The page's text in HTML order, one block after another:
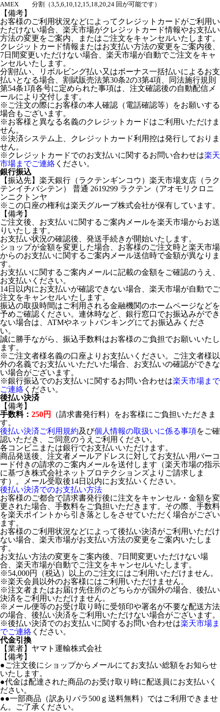
AMEX
分割（3,5,6,10,12,15,18,20,24 回が可能です）
【備考】
お客様のご利用状況などによってクレジットカードがご利用い
ただけない場合、楽天市場がクレジットカード情報やお支払い
方法の変更をご案内、またはご注文をキャンセルいたします。
クレジットカード情報またはお支払い方法の変更をご案内後、
7日間変更いただけない場合、楽天市場が自動でご注文をキャ
ンセルいたします。
分割払い、リボルビング払い又はボーナス一括払いによるお支
払いとなる場合、割賦販売法第30条2の3第4項、同法施行規則
第54条1項各号に定められた事項は、注文確認後の自動配信メ
ールにより交付します。
※ご注文の際にお客様の本人確認（電話確認等）をお願いする
場合もございます。
※お客様と異なる名義のクレジットカードはご利用いただけま
せん。
※決済システム上、クレジットカード利用控は発行しておりま
せん。
※クレジットカードでのお支払いに関するお問い合わせは楽天
市場までご連絡 ください。
銀行振込
【振込先】楽天銀行（ラクテンギンコウ）楽天市場支店（ラク
テンイチバシテン） 普通 2619299 ラクテン（アオモリクロニ
ンニクトンヤ
※この口座の権利は楽天グループ株式会社が保有しています。
【備考】
ご注文後、お支払いに関するご案内メールを楽天市場からお送
りいたします。
お支払い状況の確認後、発送手続きが開始いたします。
ショップが金額を変更した場合、お客様のご注文時と楽天市場
からのお支払いに関するご案内メール送信時で金額が異なりま
す。
お支払いに関するご案内メールに記載の金額をご確認のうえ、
お支払いください。
14日以内にお支払いが確認できない場合、楽天市場が自動でご
注文をキャンセルいたします。
振込の取扱時間はご利用される金融機関のホームページなどを
予めご確認ください。連休時など、銀行窓口でお振込みができ
ない場合は、ATMやネットバンキングにてお振込みくださ
い。
誠に勝手ながら、振込手数料はお客様のご負担でお願いいたし
ます。
※ご注文者様名義の口座よりお支払いください。ご注文者様以
外の名義でお支払いいただいた場合、お支払いの確認ができな
い場合がございます。
※銀行振込でのお支払いに関するお問い合わせは楽天市場まで
ご連絡 ください。
後払い決済
【備考】
手数料： 250円
（請求書発行料）をお客様にご負担いただきま
す。
後払い決済ご利用規約及び個人情報の取扱いに係る事項をご確
認いただき、ご同意のうえご利用ください。
各コンビニまたは銀行でお支払いいただけます。
商品発送後、注文者メールアドレスに対してお支払い用バーコ
ード付きの請求のご案内メールを送付します（楽天市場の指示
に基づき株式会社ネットプロテクションズよりご請求しま
す）。メール受取後14日以内にお支払いください。
後払い決済でのお支払い方法
お客様のご都合で請求書発行後に注文をキャンセル・金額を変
更された場合、手数料をご負担いただきます。その際、手数料
を楽天ポイントから引き落としをさせていただく場合がござい
ます。
お客様のご利用状況などによって後払い決済がご利用いただけ
ない場合、楽天市場がお支払い方法の変更をご案内いたしま
す。
お支払い方法の変更をご案内後、7日間変更いただけない場
合、楽天市場が自動でご注文をキャンセルいたします。
※54,000円（税込）以上のご注文にはご利用いただけません。
※楽天会員以外のお客様にはご利用いただけません。
※注文者またはお届け先住所のどちらかが国外の場合、後払い
決済をご利用いただけません。
※メール便等のお受け取り時に受領印や署名が不要な配送方法
の場合、後払い決済をご利用いただけない場合がございます。
※後払い決済でのお支払いに関するお問い合わせは楽天市場ま
でご連絡 ください。
代金引換
【業者】ヤマト運輸株式会社
【備考】
●ご注文後にショップからメールにてお支払い総額をお知らせ
いたします。
●代金は配達された商品のお受け取り時に配送員にお支払いく
ださい。
●●一部商品（訳ありバラ500ｇ送料無料）ではご利用できませ
ん。ご了承ください。